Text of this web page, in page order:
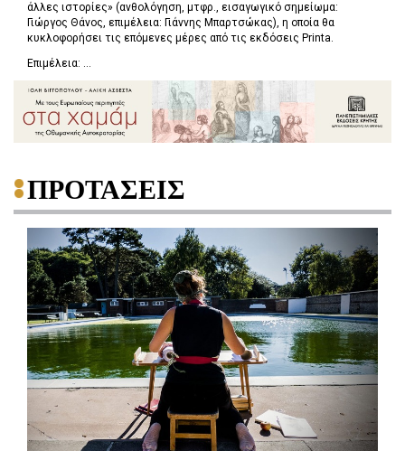
άλλες ιστορίες» (ανθολόγηση, μτφρ., εισαγωγικό σημείωμα:
Γιώργος Θάνος, επιμέλεια: Γιάννης Μπαρτσώκας), η οποία θα
κυκλοφορήσει τις επόμενες μέρες από τις εκδόσεις Printa.
Επιμέλεια: ...
ΠΡΟΤΑΣΕΙΣ